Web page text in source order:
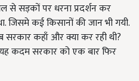
से सड़कों पर धरना प्रदर्शन कर
कई किसानों की जान भी गयी.
सरकार कहाँ और क्या कर रही थी?
कदम सरकार को एक बार फिर